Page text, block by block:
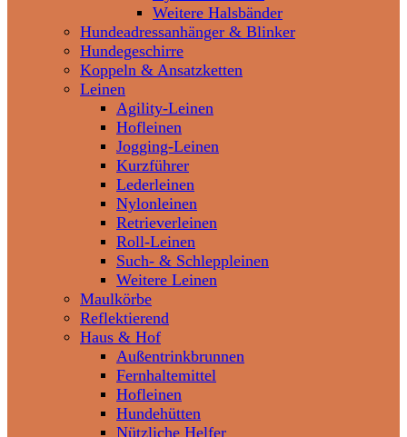
Weitere Halsbänder
Hundeadressanhänger & Blinker
Hundegeschirre
Koppeln & Ansatzketten
Leinen
Agility-Leinen
Hofleinen
Jogging-Leinen
Kurzführer
Lederleinen
Nylonleinen
Retrieverleinen
Roll-Leinen
Such- & Schleppleinen
Weitere Leinen
Maulkörbe
Reflektierend
Haus & Hof
Außentrinkbrunnen
Fernhaltemittel
Hofleinen
Hundehütten
Nützliche Helfer